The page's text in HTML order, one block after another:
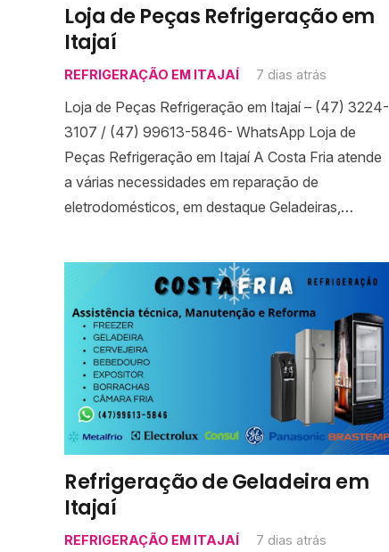
Loja de Peças Refrigeração em
Itajaí
REFRIGERAÇÃO EM ITAJAÍ 7 dias atrás
Loja de Peças Refrigeração em Itajaí – (47) 3224-
3107 / (47) 99613-5846- WhatsApp Loja de
Peças Refrigeração em Itajaí A Costa Fria atende
a várias necessidades em reparação de
eletrodomésticos, em destaque Geladeiras,…
Refrigeração de Geladeira em
Itajaí
REFRIGERAÇÃO EM ITAJAÍ 7 dias atrás